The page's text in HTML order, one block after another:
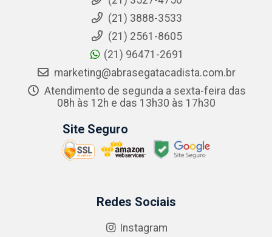
(21) 3888-3533
(21) 2561-8605
(21) 96471-2691
marketing@abrasegatacadista.com.br
Atendimento de segunda a sexta-feira das
08h às 12h e das 13h30 às 17h30
Site Seguro
Redes Sociais
Instagram